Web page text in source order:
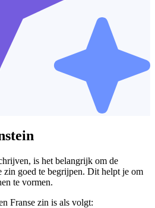
is het belangrijk om de
zin goed te begrijpen. Dit helpt je om
te vormen.
Franse zin is als volgt: